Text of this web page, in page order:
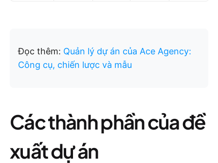
Đọc thêm: Quản lý dự án của Ace Agency:
Công cụ, chiến lược và mẫu
Các thành phần của đề
xuất dự án